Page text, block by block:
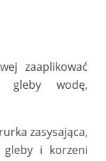
zaaplikować
gleby wodę,
zasysająca,
i korzeni